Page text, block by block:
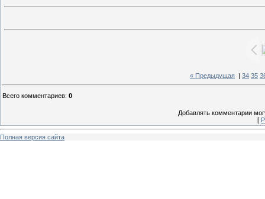
« Предыдущая 34 35
Всего комментариев: 0
Добавлять комментарии
[
Полная версия сайта